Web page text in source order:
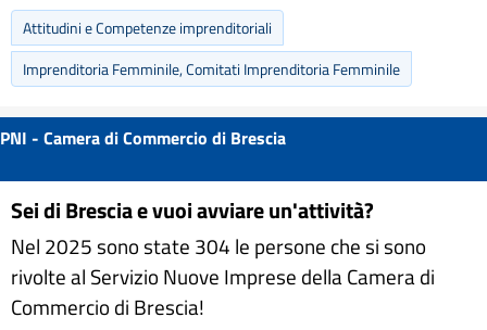
Attitudini e Competenze imprenditoriali
Imprenditoria Femminile, Comitati Imprenditoria Femminile
PNI - Camera di Commercio di Brescia
Sei di Brescia e vuoi avviare un'attività?
Nel 2025 sono state 304 le persone che si sono
rivolte al Servizio Nuove Imprese della Camera di
Commercio di Brescia!